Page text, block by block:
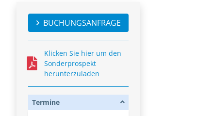
BUCHUNGSANFRAGE
Klicken Sie hier um den
Sonderprospekt
herunterzuladen
Termine